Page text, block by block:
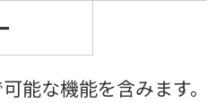
能な機能を含みます